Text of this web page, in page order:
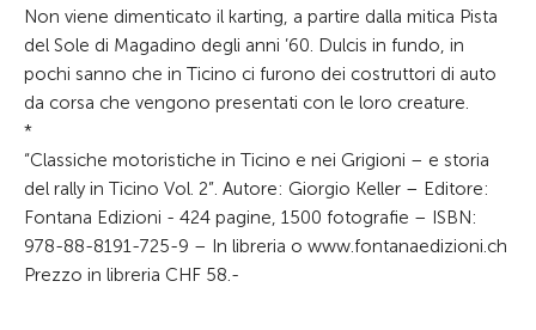
Non viene dimenticato il karting, a partire dalla mitica Pista
del Sole di Magadino degli anni ’60. Dulcis in fundo, in
pochi sanno che in Ticino ci furono dei costruttori di auto
da corsa che vengono presentati con le loro creature.
*
“Classiche motoristiche in Ticino e nei Grigioni – e storia
del rally in Ticino Vol. 2”. Autore: Giorgio Keller – Editore:
Fontana Edizioni - 424 pagine, 1500 fotografie – ISBN:
978-88-8191-725-9 – In libreria o www.fontanaedizioni.ch
Prezzo in libreria CHF 58.-